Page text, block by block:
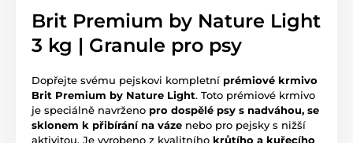
Brit Premium by Nature Light
3 kg | Granule pro psy
Dopřejte svému pejskovi kompletní prémiové krmivo
Brit Premium by Nature Light. Toto prémiové krmivo
je speciálně navrženo pro dospělé psy s nadváhou, se
sklonem k přibírání na váze nebo pro pejsky s nižší
aktivitou. Je vyrobeno z kvalitního krůtího a kuřecího